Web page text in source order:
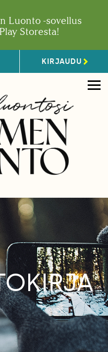
Luonto -sovellus
Storesta!
KIRJAUDU